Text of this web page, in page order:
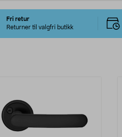
Fri retur
Returner til valgfri butikk